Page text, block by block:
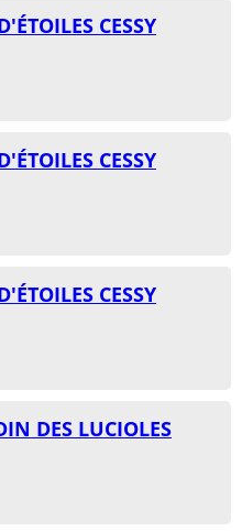
CESSY
CESSY
CESSY
DES LUCIOLES